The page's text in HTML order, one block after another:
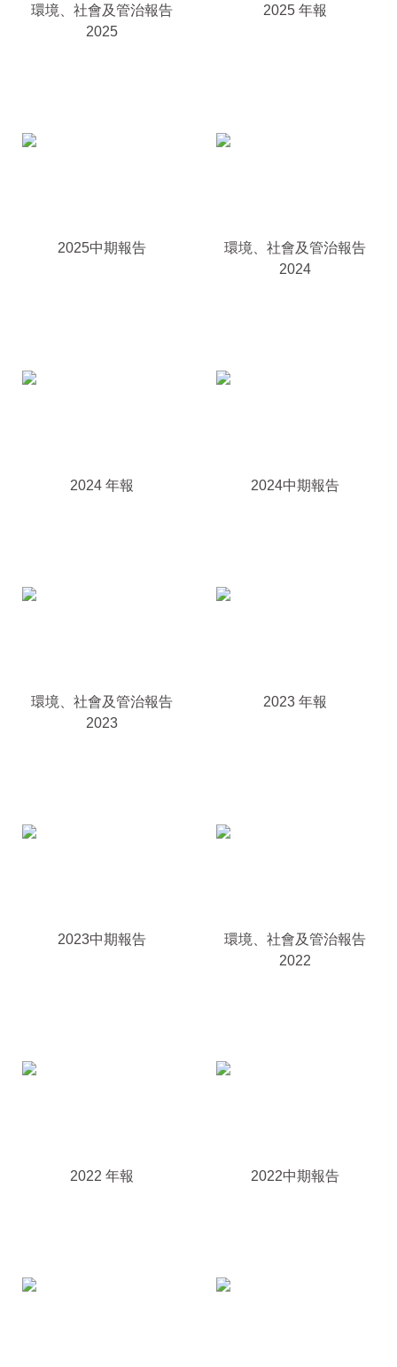
環境、社會及管治報告
2025
2025 年報
2025中期報告
環境、社會及管治報告
2024
2024 年報 2024中期報告
環境、社會及管治報告
2023
2023 年報
2023中期報告
環境、社會及管治報告
2022
2022 年報 2022中期報告